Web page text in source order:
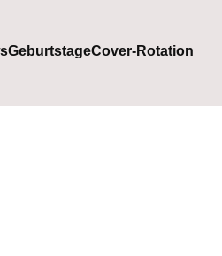
GeburtstageCover-Rotation